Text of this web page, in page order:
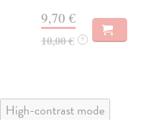
9,70 €
10,00 € ?
High-contrast mode